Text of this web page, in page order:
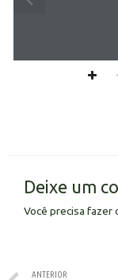
Deixe um
Você precisa fazer
ANTERIOR